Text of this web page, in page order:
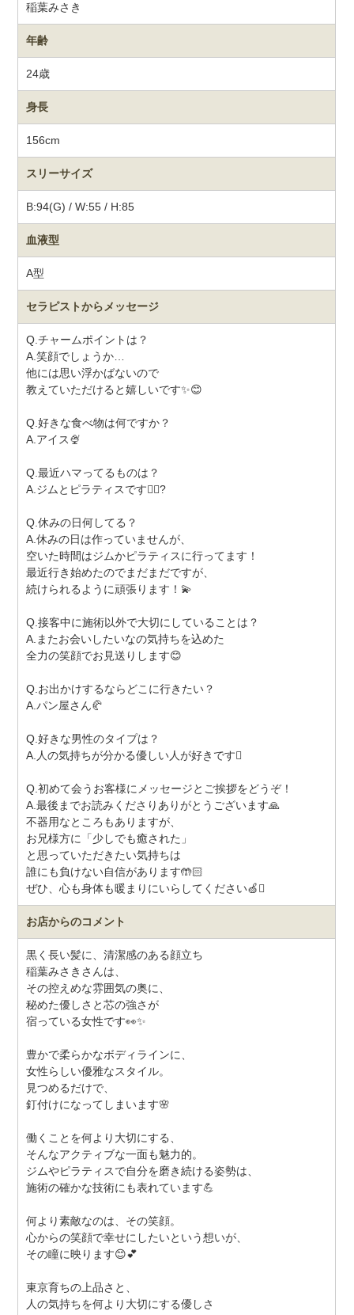
稲葉みさき
年齢
24歳
身長
156cm
スリーサイズ
B:94(G) / W:55 / H:85
血液型
A型
セラピストから メッセージ
Q.チャームポイントは？
A.笑顔でしょうか…
他には思い浮かばないので
教えていただけると嬉しいです✨😊
Q.好きな食べ物は何ですか？
A.アイス🍨
Q.最近ハマってるものは？
A.ジムとピラティスです🚯‍♀?
Q.休みの日何してる？
A.休みの日は作っていませんが、
空いた時間はジムかピラティスに行ってます！
最近行き始めたのでまだまだですが、
続けられるように頑張ります！💫
Q.接客中に施術以外で大切にしていることは？
A.またお会いしたいなの気持ちを込めた
全力の笑顔でお見送りします😊
Q.お出かけするならどこに行きたい？
A.パン屋さん🥐
Q.好きな男性のタイプは？
A.人の気持ちが分かる優しい人が好きです🯌
Q.初めて会うお客様にメッセージとご挨拶をどうぞ！
A.最後までお読みくださりありがとうございます🙏
不器用なところもありますが、
お兄様方に「少しでも癒された」
と思っていただきたい気持ちは
誰にも負けない自信があります🤲🏻
ぜひ、心も身体も暖まりにいらしてください🍏🯌
お店からのコメント
黒く長い髪に、清潔感のある顔立ち
稲葉みさきさんは、
その控えめな雰囲気の奥に、
秘めた優しさと芯の強さが
宿っている女性です👀✨
豊かで柔らかなボディラインに、
女性らしい優雅なスタイル。
見つめるだけで、
釘付けになってしまいます🌸
働くことを何より大切にする、
そんなアクティブな一面も魅力的。
ジムやピラティスで自分を磨き続ける姿勢は、
施術の確かな技術にも表れています💪
何より素敵なのは、その笑顔。
心からの笑顔で幸せにしたいという想いが、
その瞳に映ります😊💕
東京育ちの上品さと、
人の気持ちを何より大切にする優しさ